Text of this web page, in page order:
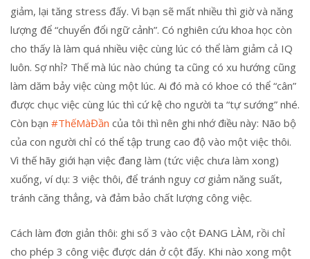
giảm, lại tăng stress đấy. Vì bạn sẽ mất nhiều thì giờ và năng
lượng để “chuyển đổi ngữ cảnh”. Có nghiên cứu khoa học còn
cho thấy là làm quá nhiều việc cùng lúc có thể làm giảm cả IQ
luôn. Sợ nhỉ? Thế mà lúc nào chúng ta cũng có xu hướng cũng
làm dăm bảy việc cùng một lúc. Ai đó mà có khoe có thể “cân”
được chục việc cùng lúc thì cứ kệ cho người ta “tự sướng” nhé.
Còn bạn #ThếMàĐần của tôi thì nên ghi nhớ điều này: Não bộ
của con người chỉ có thể tập trung cao độ vào một việc thôi.
Vì thế hãy giới hạn việc đang làm (tức việc chưa làm xong)
xuống, ví dụ: 3 việc thôi, để tránh nguy cơ giảm năng suất,
tránh căng thẳng, và đảm bảo chất lượng công việc.
Cách làm đơn giản thôi: ghi số 3 vào cột ĐANG LÀM, rồi chỉ
cho phép 3 công việc được dán ở cột đấy. Khi nào xong một